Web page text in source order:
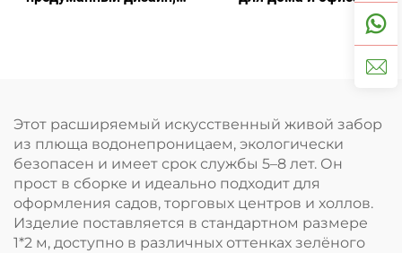
искусственный бонсай с
минимальным уходом
Этот расширяемый искусственный живой забор
из плюща водонепроницаем, экологически
безопасен и имеет срок службы 5–8 лет. Он
прост в сборке и идеально подходит для
оформления садов, торговых центров и холлов.
Изделие поставляется в стандартном размере
1*2 м, доступно в различных оттенках зелёного